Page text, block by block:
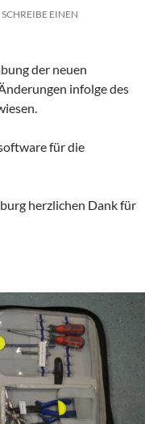
SCHREIBE EINEN
der neuen
infolge des
für die
herzlichen Dank für